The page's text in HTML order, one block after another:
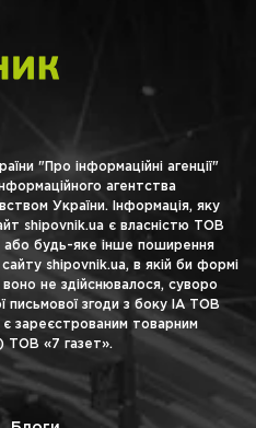
"Про інформаційні агенції"
агентства
України. Інформація, яку
shipovnik.ua є власністю ТОВ
або будь-яке інше поширення
shipovnik.ua, в якій би формі
не здійснювалося, суворо
письмової згоди з боку ІА ТОВ
зареєстрованим товарним
ТОВ «7 газет».